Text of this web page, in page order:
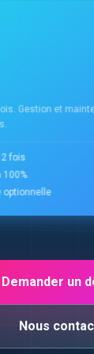
Gestion et
fois
100%
optionnelle
Demander un
Nous